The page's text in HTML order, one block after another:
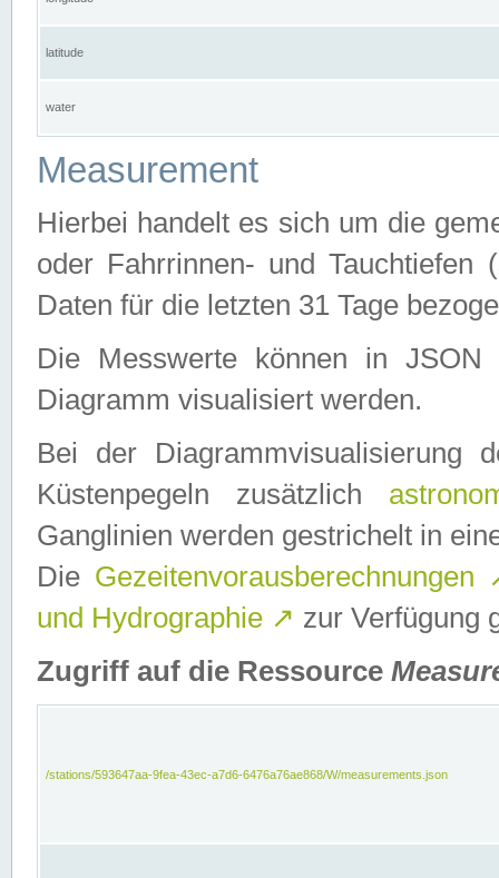
latitude
water
Measurement
Hierbei handelt es sich um die
oder Fahrrinnen- und Tauchtiefen
Daten für die letzten 31 Tage
Die Messwerte können in
Diagramm visualisiert werden.
Bei der Diagrammvisualisierung
Küstenpegeln zusätzlich
Ganglinien werden gestrichelt in
Die Gezeitenvorausberechnungen
und Hydrographie ↗ zur Verfügung
Zugriff auf die Ressource
/stations/593647aa-9fea-43ec-a7d6-6476a76ae868/W/measurements.json